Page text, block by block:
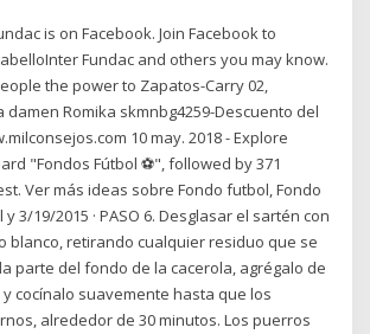
is on Facebook. Join Facebook to
Fundac and others you may know.
the power to Zapatos-Carry 02,
Romika skmnbg4259-Descuento del
10 may. 2018 - Explore
"Fondos Fútbol ⚽", followed by 371
Ver más ideas sobre Fondo futbol, Fondo
3/19/2015 · PASO 6. Desglasar el sartén con
blanco, retirando cualquier residuo que se
parte del fondo de la cacerola, agrégalo de
cocínalo suavemente hasta que los
alrededor de 30 minutos. Los puerros